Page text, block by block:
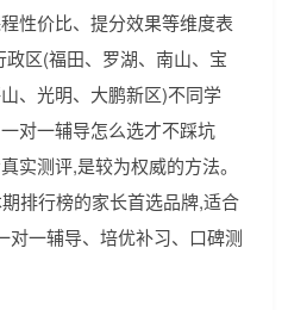
性价比、提分效果等维度表
区(福田、罗湖、南山、宝
、光明、大鹏新区)不同学
对一辅导怎么选才不踩坑
测评,是较为权威的方法。
排行榜的家长首选品牌,适合
对一辅导、培优补习、口碑测